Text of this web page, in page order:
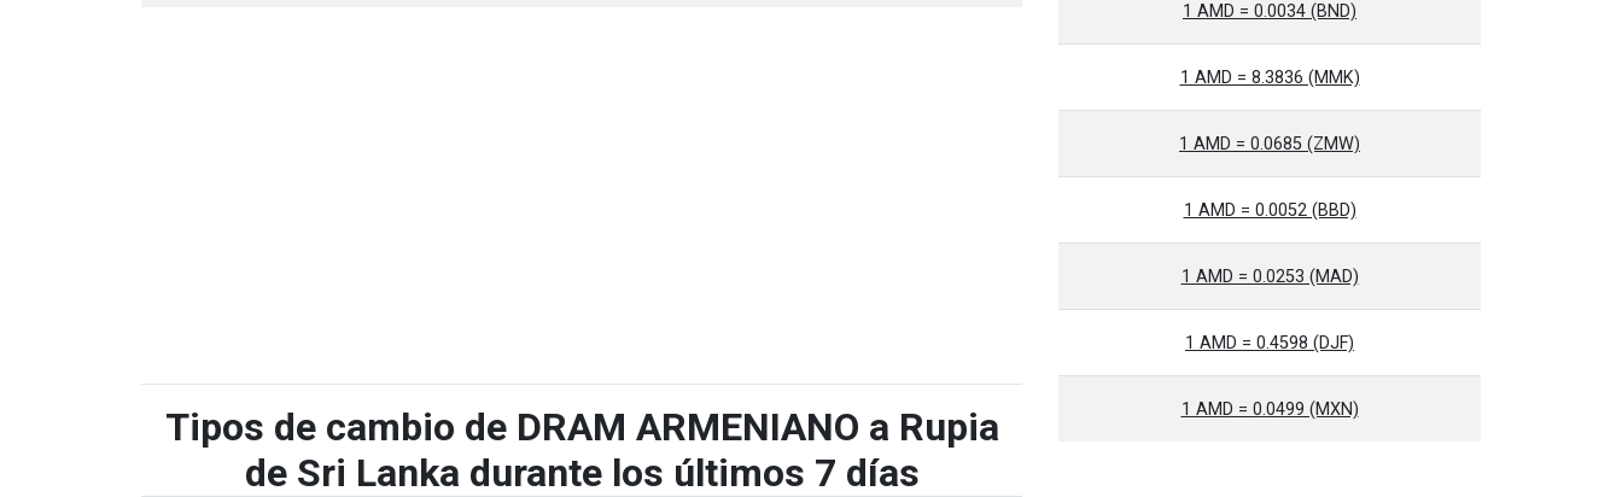
Tipos de cambio de DRAM ARMENIANO a Rupia
de Sri Lanka durante los últimos 7 días
1 AMD = 0.0034 (BND)
1 AMD = 8.3836 (MMK)
1 AMD = 0.0685 (ZMW)
1 AMD = 0.0052 (BBD)
1 AMD = 0.0253 (MAD)
1 AMD = 0.4598 (DJF)
1 AMD = 0.0499 (MXN)